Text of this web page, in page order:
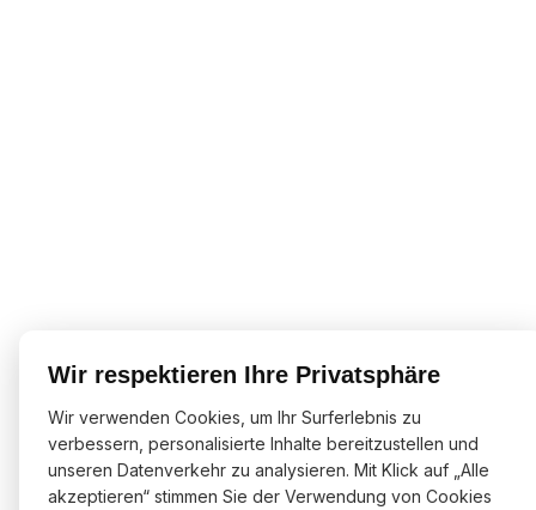
Wir respektieren Ihre Privatsphäre
Wir verwenden Cookies, um Ihr Surferlebnis zu
verbessern, personalisierte Inhalte bereitzustellen und
unseren Datenverkehr zu analysieren. Mit Klick auf „Alle
akzeptieren“ stimmen Sie der Verwendung von Cookies